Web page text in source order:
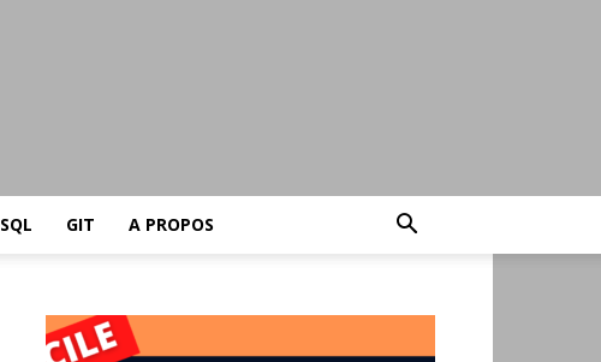
SQL GIT A PROPOS